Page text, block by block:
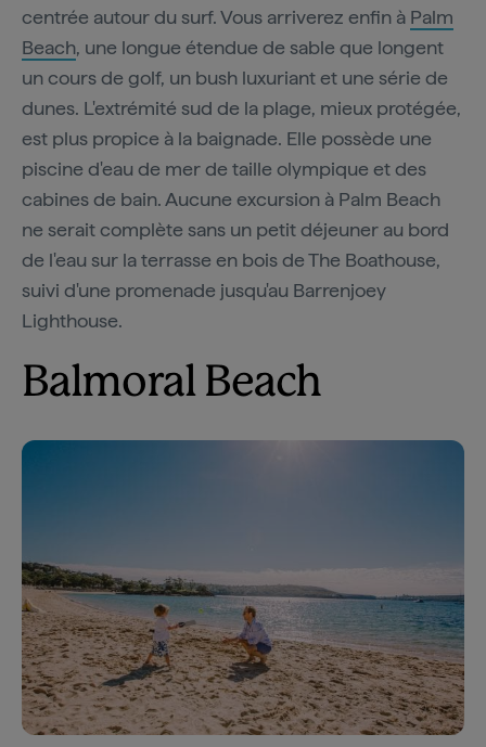
centrée autour du surf. Vous arriverez enfin à Palm
Beach, une longue étendue de sable que longent
un cours de golf, un bush luxuriant et une série de
dunes. L'extrémité sud de la plage, mieux protégée,
est plus propice à la baignade. Elle possède une
piscine d'eau de mer de taille olympique et des
cabines de bain. Aucune excursion à Palm Beach
ne serait complète sans un petit déjeuner au bord
de l'eau sur la terrasse en bois de The Boathouse,
suivi d'une promenade jusqu'au Barrenjoey
Lighthouse.
Balmoral Beach